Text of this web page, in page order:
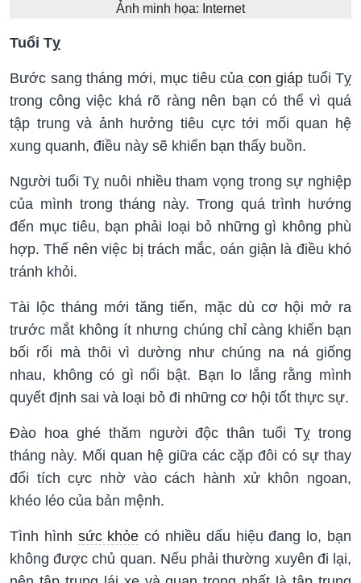
Ảnh minh họa: Internet
Tuổi Tỵ
Bước sang tháng mới, mục tiêu của con giáp tuổi Tỵ
trong công việc khá rõ ràng nên bạn có thể vì quá
tập trung và ảnh hưởng tiêu cực tới mối quan hệ
xung quanh, điều này sẽ khiến bạn thấy buồn.
Người tuổi Tỵ nuôi nhiều tham vọng trong sự nghiệp
của mình trong tháng này. Trong quá trình hướng
đến mục tiêu, bạn phải loại bỏ những gì không phù
hợp. Thế nên việc bị trách mắc, oán giận là điều khó
tránh khỏi.
Tài lộc tháng mới tăng tiến, mặc dù cơ hội mở ra
trước mắt không ít nhưng chúng chỉ càng khiến bạn
bối rối mà thôi vì dường như chúng na ná giống
nhau, không có gì nổi bật. Bạn lo lắng rằng mình
quyết định sai và loại bỏ đi những cơ hội tốt thực sự.
Đào hoa ghé thăm người độc thân tuổi Tỵ trong
tháng này. Mối quan hệ giữa các cặp đôi có sự thay
đổi tích cực nhờ vào cách hành xử khôn ngoan,
khéo léo của bản mệnh.
Tình hình sức khỏe có nhiều dấu hiệu đang lo, bạn
không được chủ quan. Nếu phải thường xuyên đi lại,